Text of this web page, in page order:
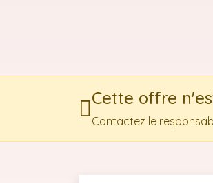
Cette offre
Contactez le